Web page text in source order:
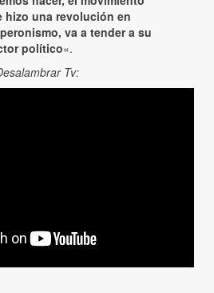
hizo una revolución en
va a tender a su
político«.
Tv: